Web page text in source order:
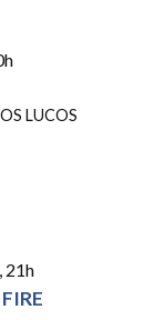
LUCOS
, 21h